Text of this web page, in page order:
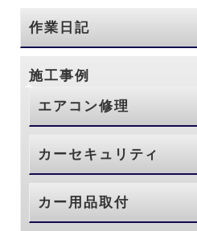
作業日記
施工事例
エアコン修理
カーセキュリティ
カー用品取付